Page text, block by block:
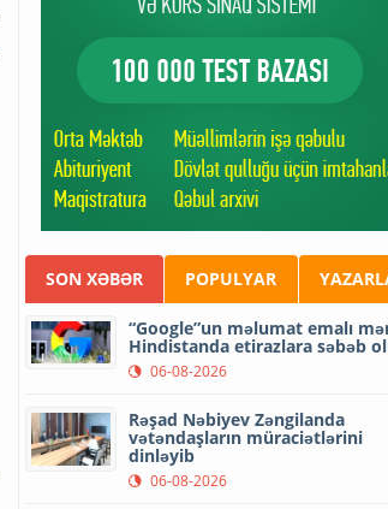
SON XƏBƏR POPULYAR
“Google”un məlumat emalı
Hindistanda etirazlara səbəb
06-08-2026
Rəşad Nəbiyev Zəngilanda
vətəndaşların müraciətlərini
dinləyib
06-08-2026